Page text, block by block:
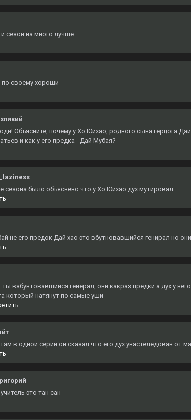
сезон на много лучше
по своему хороши
Объясните, почему у Хо Юйхао, родного сына герцога Дай
и как у его предка - Дай Мубая?
сезона было объяснено что у Хо Юйхао дух мутировал.
не его предок Дай хао это вбутновавшийся генирал но
ты взбунтовавшийся генерал, они какраз предки а дух у
который натянут по самые уши
в одной серии он сказал что его дух унастеледован от
это тан сан